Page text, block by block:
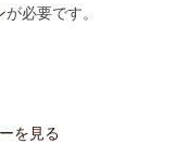
が必要です。
を見る